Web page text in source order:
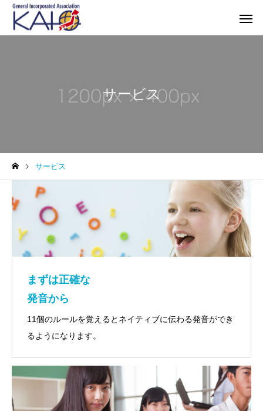
サービス
サービス
まずは正確な
発音から
11個のルールを覚えるとネイティブに伝わる発音ができ
るようになります。